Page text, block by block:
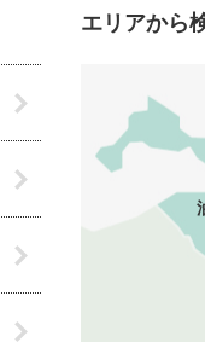
エリアから